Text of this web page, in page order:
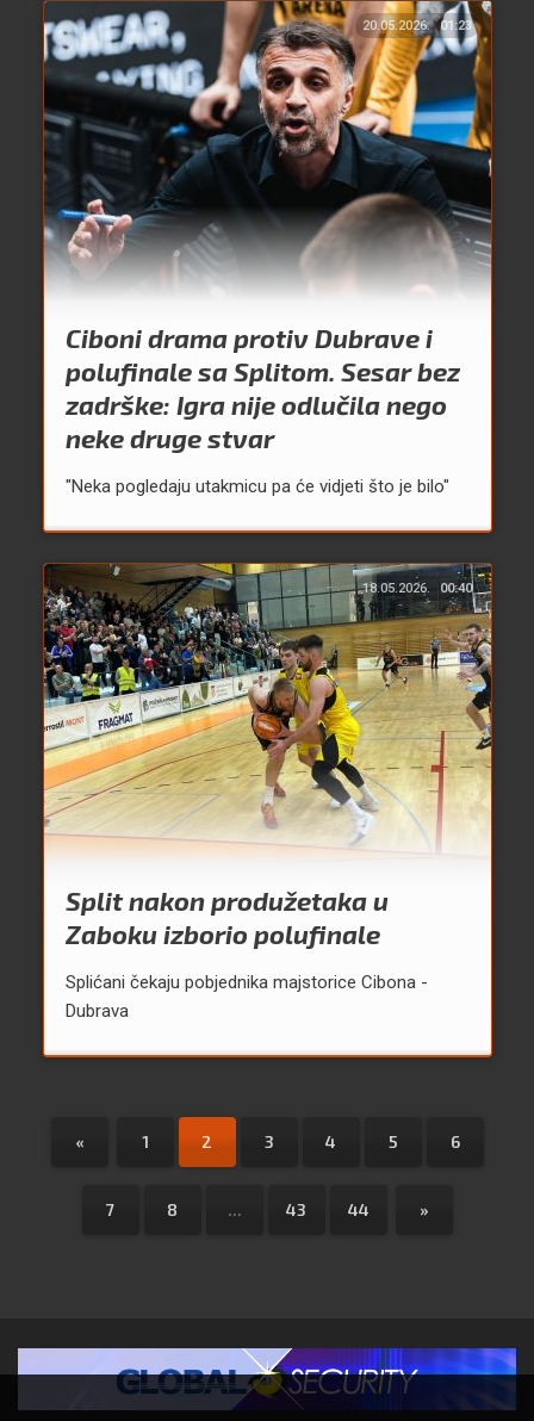
20.05.2026. 01:23
Ciboni drama protiv Dubrave i
polufinale sa Splitom. Sesar bez
zadrške: Igra nije odlučila nego
neke druge stvar
"Neka pogledaju utakmicu pa će vidjeti što je bilo"
18.05.2026. 00:40
Split nakon produžetaka u
Zaboku izborio polufinale
Splićani čekaju pobjednika majstorice Cibona -
Dubrava
« 1 2 3 4 5 6
7 8 ... 43 44 »